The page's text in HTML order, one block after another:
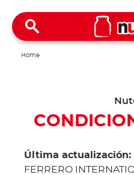
Home
Última actualización:
FERRERO